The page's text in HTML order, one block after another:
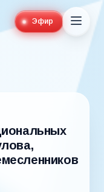
Эфир